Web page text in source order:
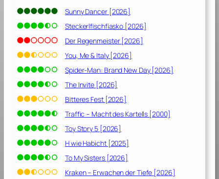
p
t
i
o
o
f
H
a
r
l
e
y
Q
u
Sunny Dancer [2026]
Steckerlfischfiasko [2026]
Der Regenmeister [2026]
You, Me & Italy [2026]
Spider-Man: Brand New Day [2026]
The Invite [2026]
Bitteres Fest [2026]
Traffic – Macht des Kartells [2000]
Toy Story 5 [2026]
H wie Habicht [2025]
To My Sisters [2026]
Kraken – Erwachen der Tiefe [2026]